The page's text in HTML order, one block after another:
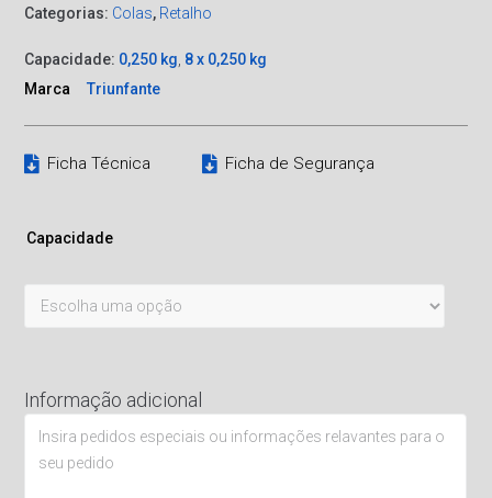
Categorias: Colas, Retalho
Capacidade: 0,250 kg 8 x 0,250 kg
Marca
Triunfante
Ficha Técnica Ficha de Segurança
Capacidade
Informação adicional